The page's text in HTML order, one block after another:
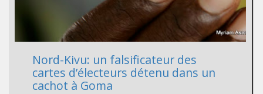
Nord-Kivu: un falsificateur des
cartes d’électeurs détenu dans un
cachot à Goma